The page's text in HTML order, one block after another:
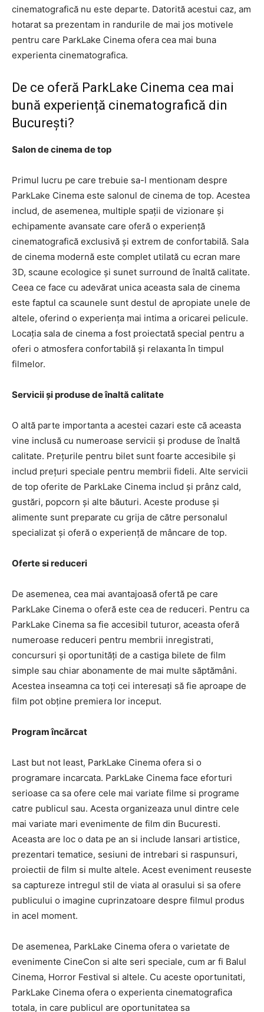
cinematografică nu este departe. Datorită acestui caz, am
hotarat sa prezentam in randurile de mai jos motivele
pentru care ParkLake Cinema ofera cea mai buna
experienta cinematografica.
De ce oferă ParkLake Cinema cea mai
bună experiență cinematografică din
București?
Salon de cinema de top
Primul lucru pe care trebuie sa-l mentionam despre
ParkLake Cinema este salonul de cinema de top. Acestea
includ, de asemenea, multiple spații de vizionare și
echipamente avansate care oferă o experiență
cinematografică exclusivă și extrem de confortabilă. Sala
de cinema modernă este complet utilată cu ecran mare
3D, scaune ecologice și sunet surround de înaltă calitate.
Ceea ce face cu adevărat unica aceasta sala de cinema
este faptul ca scaunele sunt destul de apropiate unele de
altele, oferind o experiența mai intima a oricarei pelicule.
Locația sala de cinema a fost proiectată special pentru a
oferi o atmosfera confortabilă și relaxanta în timpul
filmelor.
Servicii și produse de înaltă calitate
O altă parte importanta a acestei cazari este că aceasta
vine inclusă cu numeroase servicii și produse de înaltă
calitate. Prețurile pentru bilet sunt foarte accesibile și
includ prețuri speciale pentru membrii fideli. Alte servicii
de top oferite de ParkLake Cinema includ și prânz cald,
gustări, popcorn și alte băuturi. Aceste produse și
alimente sunt preparate cu grija de către personalul
specializat și oferă o experiență de mâncare de top.
Oferte si reduceri
De asemenea, cea mai avantajoasă ofertă pe care
ParkLake Cinema o oferă este cea de reduceri. Pentru ca
ParkLake Cinema sa fie accesibil tuturor, aceasta oferă
numeroase reduceri pentru membrii inregistrati,
concursuri și oportunități de a castiga bilete de film
simple sau chiar abonamente de mai multe săptămâni.
Acestea inseamna ca toți cei interesați să fie aproape de
film pot obține premiera lor inceput.
Program încărcat
Last but not least, ParkLake Cinema ofera si o
programare incarcata. ParkLake Cinema face eforturi
serioase ca sa ofere cele mai variate filme si programe
catre publicul sau. Acesta organizeaza unul dintre cele
mai variate mari evenimente de film din Bucuresti.
Aceasta are loc o data pe an si include lansari artistice,
prezentari tematice, sesiuni de intrebari si raspunsuri,
proiectii de film si multe altele. Acest eveniment reuseste
sa captureze intregul stil de viata al orasului si sa ofere
publicului o imagine cuprinzatoare despre filmul produs
in acel moment.
De asemenea, ParkLake Cinema ofera o varietate de
evenimente CineCon si alte seri speciale, cum ar fi Balul
Cinema, Horror Festival si altele. Cu aceste oportunitati,
ParkLake Cinema ofera o experienta cinematografica
totala, in care publicul are oportunitatea sa